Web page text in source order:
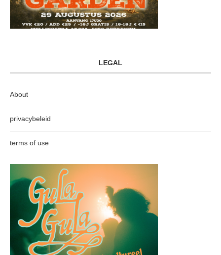
LEGAL
About
privacybeleid
terms of use